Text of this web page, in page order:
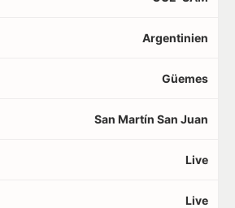
Argentinien
Güemes
San Martín San Juan
Live
Live